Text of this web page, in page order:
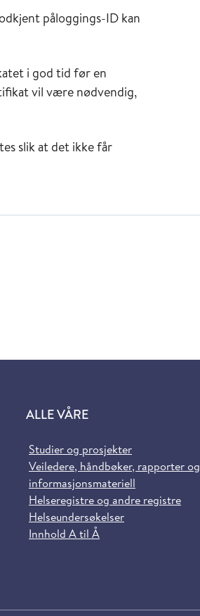
påloggings-ID kan
i god tid før en
vil være nødvendig,
slik at det ikke får
ALLE VÅRE
Studier og prosjekter
Veiledere, håndbøker, rapporter og
informasjonsmateriell
Helseregistre og andre registre
Helseundersøkelser
Innhold A til Å